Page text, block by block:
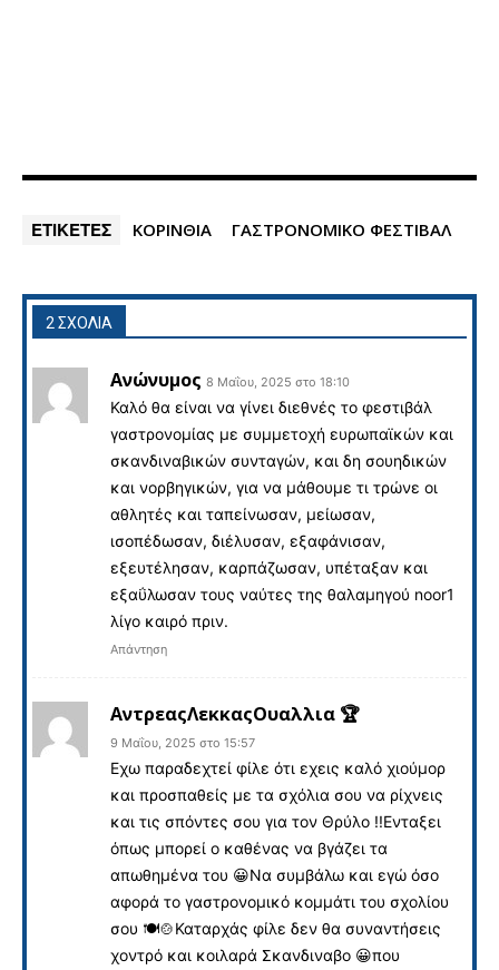
ΕΤΙΚΕΤΕΣ ΚΟΡΙΝΘΙΑ ΓΑΣΤΡΟΝΟΜΙΚΟ ΦΕΣΤΙΒΑΛ
2 ΣΧΟΛΙΑ
Ανώνυμος 8 Μαΐου, 2025 στο 18:10
Καλό θα είναι να γίνει διεθνές το φεστιβάλ
γαστρονομίας με συμμετοχή ευρωπαϊκών και
σκανδιναβικών συνταγών, και δη σουηδικών
και νορβηγικών, για να μάθουμε τι τρώνε οι
αθλητές και ταπείνωσαν, μείωσαν,
ισοπέδωσαν, διέλυσαν, εξαφάνισαν,
εξευτέλησαν, καρπάζωσαν, υπέταξαν και
εξαΰλωσαν τους ναύτες της θαλαμηγού noor1
λίγο καιρό πριν.
Απάντηση
ΑντρεαςΛεκκαςΟυαλλια 🏆
9 Μαΐου, 2025 στο 15:57
Εχω παραδεχτεί φίλε ότι εχεις καλό χιούμορ
και προσπαθείς με τα σχόλια σου να ρίχνεις
και τις σπόντες σου για τον Θρύλο !!Ενταξει
όπως μπορεί ο καθένας να βγάζει τα
απωθημένα του 😀Να συμβάλω και εγώ όσο
αφορά το γαστρονομικό κομμάτι του σχολίου
σου 🍽️🍲Καταρχάς φίλε δεν θα συναντήσεις
χοντρό και κοιλαρά Σκανδιναβο 😀που